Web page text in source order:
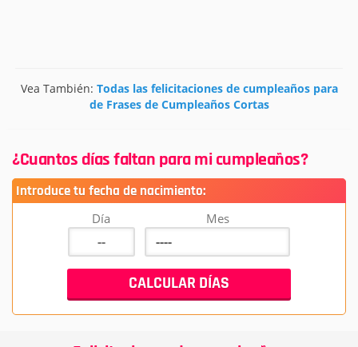
Vea También: Todas las felicitaciones de cumpleaños para
de Frases de Cumpleaños Cortas
¿Cuantos días faltan para mi cumpleaños?
Introduce tu fecha de nacimiento:
Día Mes